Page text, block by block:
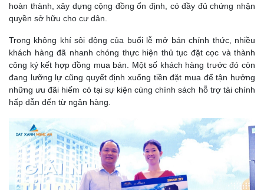
hoàn thành, xây dựng cộng đồng ổn định, có đầy đủ chứng nhận
quyền sở hữu cho cư dân.
Trong không khí sôi động của buổi lễ mở bán chính thức, nhiều
khách hàng đã nhanh chóng thực hiện thủ tục đặt cọc và thành
công ký kết hợp đồng mua bán. Một số khách hàng trước đó còn
đang lưỡng lự cũng quyết định xuống tiền đặt mua để tận hưởng
những ưu đãi hiếm có tại sự kiện cùng chính sách hỗ trợ tài chính
hấp dẫn đến từ ngân hàng.